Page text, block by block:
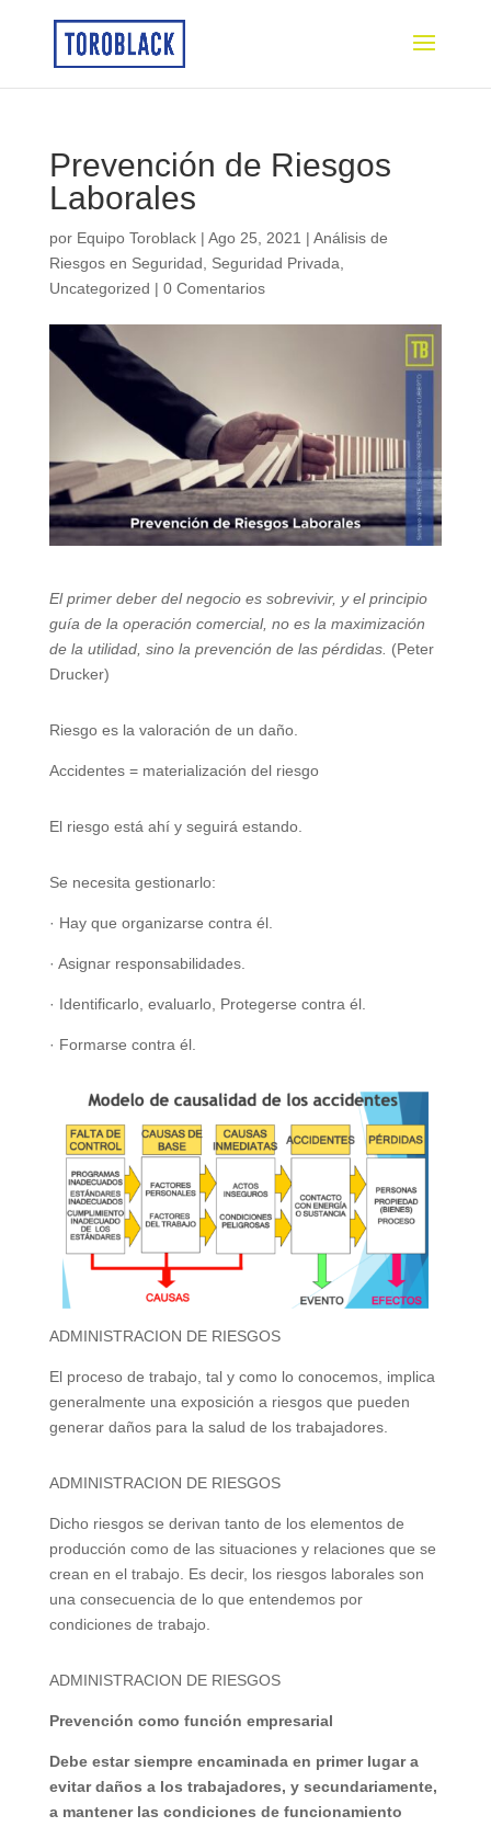
Prevención de Riesgos
Laborales
por Equipo Toroblack| Ago 25, 2021 | Análisis de
Riesgos en Seguridad
Seguridad Privada
Uncategorized | 0 Comentarios
El primer deber del negocio es sobrevivir, y el principio
guía de la operación comercial, no es la maximización
de la utilidad, sino la prevención de las pérdidas. (Peter
Drucker)
Riesgo es la valoración de un daño.
Accidentes = materialización del riesgo
El riesgo está ahí y seguirá estando.
Se necesita gestionarlo:
· Hay que organizarse contra él.
· Asignar responsabilidades.
· Identificarlo, evaluarlo, Protegerse contra él.
· Formarse contra él.
ADMINISTRACION DE RIESGOS
El proceso de trabajo, tal y como lo conocemos, implica
generalmente una exposición a riesgos que pueden
generar daños para la salud de los trabajadores.
ADMINISTRACION DE RIESGOS
Dicho riesgos se derivan tanto de los elementos de
producción como de las situaciones y relaciones que se
crean en el trabajo. Es decir, los riesgos laborales son
una consecuencia de lo que entendemos por
condiciones de trabajo.
ADMINISTRACION DE RIESGOS
Prevención como función empresarial
Debe estar siempre encaminada en primer lugar a
evitar daños a los trabajadores, y secundariamente,
a mantener las condiciones de funcionamiento